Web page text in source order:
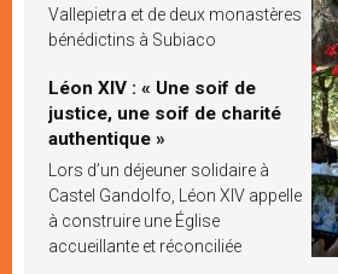
Vallepietra et de deux monastères
bénédictins à Subiaco
Léon XIV : « Une soif de
justice, une soif de charité
authentique »
Lors d’un déjeuner solidaire à
Castel Gandolfo, Léon XIV appelle
à construire une Église
accueillante et réconciliée